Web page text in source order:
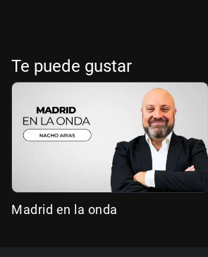
Te puede gustar
Madrid en la onda